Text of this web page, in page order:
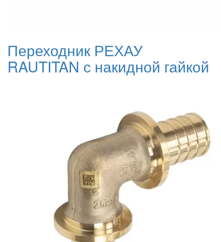
Переходник РЕХАУ
RAUTITAN с накидной гайкой